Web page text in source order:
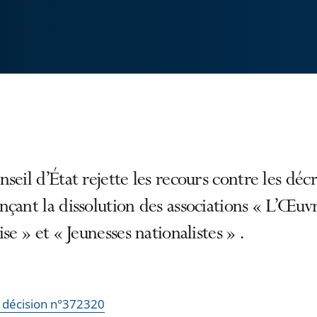
d’État rejette les recours contre les
la dissolution des associations «
» et « Jeunesses nationalistes » .
n°372320